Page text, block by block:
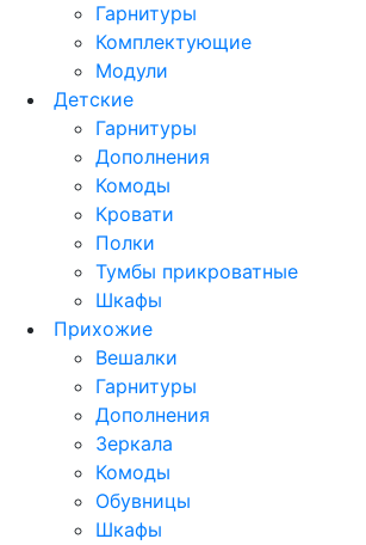
Гарнитуры
Комплектующие
Модули
Детские
Гарнитуры
Дополнения
Комоды
Кровати
Полки
Тумбы прикроватные
Шкафы
Прихожие
Вешалки
Гарнитуры
Дополнения
Зеркала
Комоды
Обувницы
Шкафы